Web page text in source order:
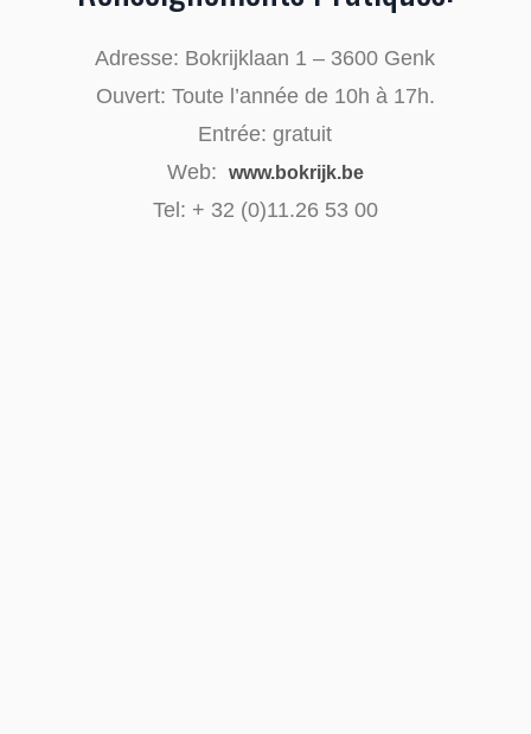
Adresse: Bokrijklaan 1 – 3600 Genk
Ouvert: Toute l’année de 10h à 17h.
Entrée: gratuit
Web: www.bokrijk.be
Tel: + 32 (0)11.26 53 00